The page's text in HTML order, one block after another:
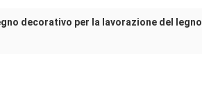
decorativo per la lavorazione del legno